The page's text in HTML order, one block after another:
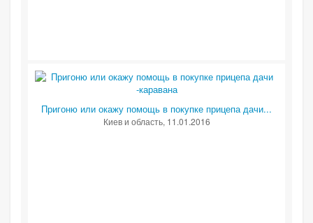
Пригоню или окажу помощь в покупке прицепа дачи...
Киев и область, 11.01.2016